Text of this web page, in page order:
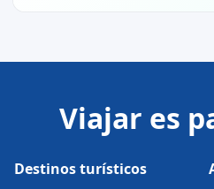
Viajar es
Destinos turísticos